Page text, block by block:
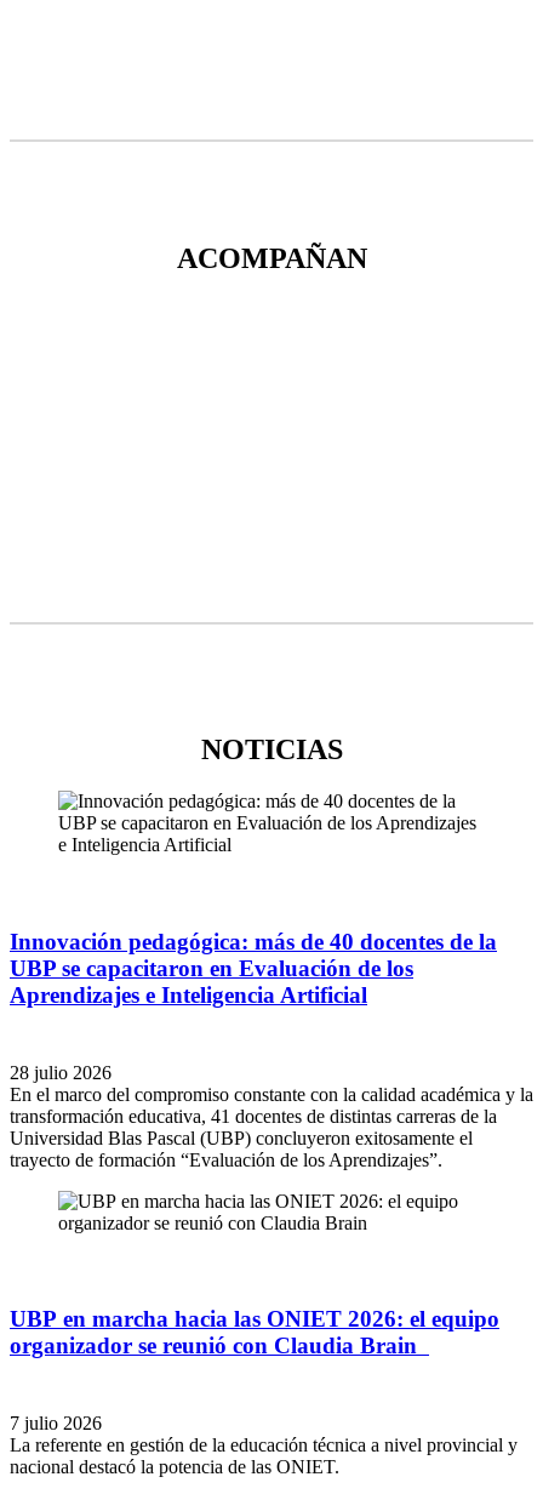
ACOMPAÑAN
NOTICIAS
Innovación pedagógica: más de 40 docentes de la
UBP se capacitaron en Evaluación de los
Aprendizajes e Inteligencia Artificial
28 julio 2026
En el marco del compromiso constante con la calidad académica y la
transformación educativa, 41 docentes de distintas carreras de la
Universidad Blas Pascal (UBP) concluyeron exitosamente el
trayecto de formación “Evaluación de los Aprendizajes”.
UBP en marcha hacia las ONIET 2026: el equipo
organizador se reunió con Claudia Brain
7 julio 2026
La referente en gestión de la educación técnica a nivel provincial y
nacional destacó la potencia de las ONIET.